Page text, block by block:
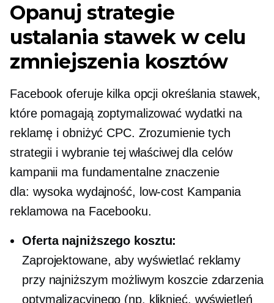
Opanuj strategie
ustalania stawek w celu
zmniejszenia kosztów
Facebook oferuje kilka opcji określania stawek,
które pomagają zoptymalizować wydatki na
reklamę i obniżyć CPC. Zrozumienie tych
strategii i wybranie tej właściwej dla celów
kampanii ma fundamentalne znaczenie
dla: wysoka wydajność, low-costKampania
reklamowa na Facebooku.
Oferta najniższego kosztu:
Zaprojektowane, aby wyświetlać reklamy
przy najniższym możliwym koszcie zdarzenia
optymalizacyjnego (np. kliknięć, wyświetleń